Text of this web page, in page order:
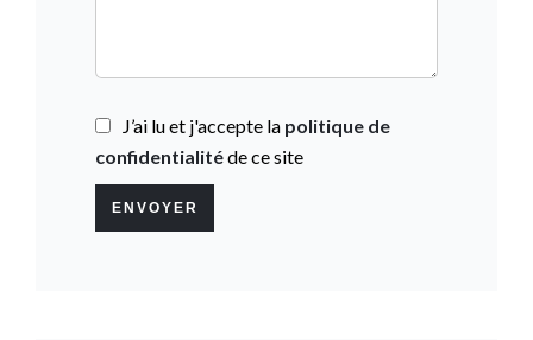
J’ai lu et j'accepte la politique de
confidentialitéde ce site
ENVOYER